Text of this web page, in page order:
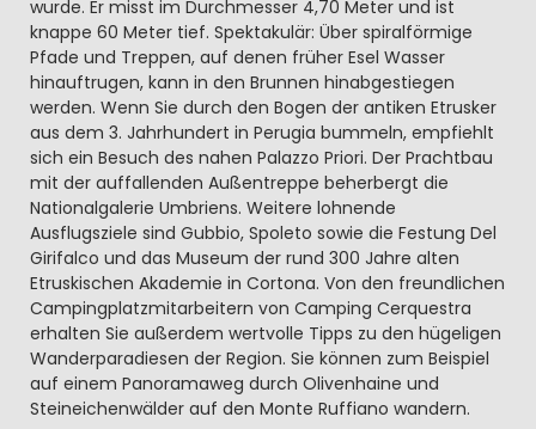
wurde. Er misst im Durchmesser 4,70 Meter und ist
knappe 60 Meter tief. Spektakulär: Über spiralförmige
Pfade und Treppen, auf denen früher Esel Wasser
hinauftrugen, kann in den Brunnen hinabgestiegen
werden. Wenn Sie durch den Bogen der antiken Etrusker
aus dem 3. Jahrhundert in Perugia bummeln, empfiehlt
sich ein Besuch des nahen Palazzo Priori. Der Prachtbau
mit der auffallenden Außentreppe beherbergt die
Nationalgalerie Umbriens. Weitere lohnende
Ausflugsziele sind Gubbio, Spoleto sowie die Festung Del
Girifalco und das Museum der rund 300 Jahre alten
Etruskischen Akademie in Cortona. Von den freundlichen
Campingplatzmitarbeitern von Camping Cerquestra
erhalten Sie außerdem wertvolle Tipps zu den hügeligen
Wanderparadiesen der Region. Sie können zum Beispiel
auf einem Panoramaweg durch Olivenhaine und
Steineichenwälder auf den Monte Ruffiano wandern.